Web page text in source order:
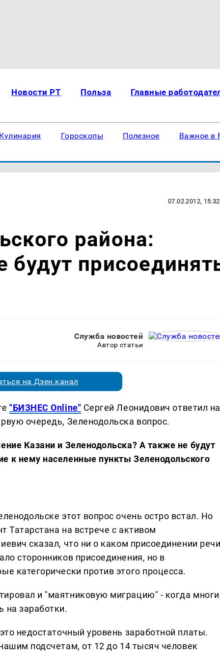
Новости РТ Польза Главные
Гороскопы Полезное Важное в
07.02.2012, 15:32
района:
будут
Служба новостей
Автор статьи
на Дзен.канал
"БИЗНЕС Online" Сергей Леонидович ответил на
очередь, Зеленодольска вопрос.
Казани и Зеленодольска? А также не будут
к нему населенные пункты Зеленодольского
этот вопрос очень остро встал. Но
Татарстана на встрече с активом
сказал, что ни о каком присоединении
сторонников присоединения, но в
категорически против этого процесса.
и "маятниковую миграцию" - когда
на заработки.
недостаточный уровень заработной платы.
подсчетам, от 12 до 14 тысяч человек